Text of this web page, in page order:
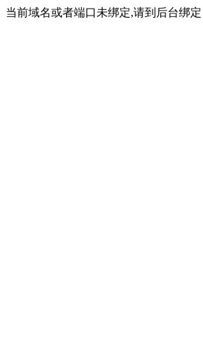
当前域名或者端口未绑定,请到后台绑